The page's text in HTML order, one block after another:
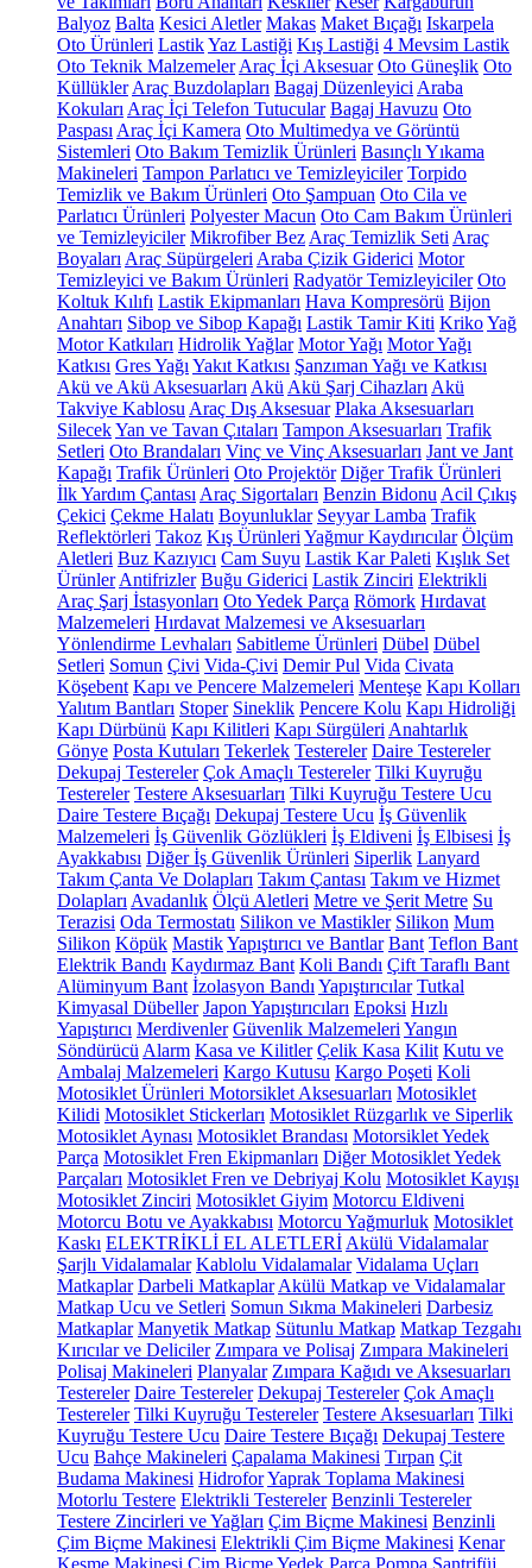
Balyoz Balta Kesici Aletler Makas Maket Bıçağı Iskarpela
Oto Ürünleri LastikYaz Lastiği Kış Lastiği 4 Mevsim Lastik
Oto Teknik Malzemeler Araç İçi Aksesuar Oto Güneşlik Oto
Küllükler Araç Buzdolapları Bagaj Düzenleyici Araba
Kokuları Araç İçi Telefon Tutucular Bagaj Havuzu Oto
Paspası Araç İçi Kamera Oto Multimedya ve Görüntü
Sistemleri Oto Bakım Temizlik Ürünleri Basınçlı Yıkama
Makineleri Tampon Parlatıcı ve Temizleyiciler Torpido
Temizlik ve Bakım Ürünleri Oto Şampuan Oto Cila ve
Parlatıcı Ürünleri Polyester Macun Oto Cam Bakım Ürünleri
ve Temizleyiciler Mikrofiber Bez Araç Temizlik Seti Araç
Boyaları Araç Süpürgeleri Araba Çizik Giderici Motor
Temizleyici ve Bakım Ürünleri Radyatör Temizleyiciler Oto
Koltuk Kılıfı Lastik Ekipmanları Hava Kompresörü Bijon
Anahtarı Sibop ve Sibop Kapağı Lastik Tamir Kiti KrikoYağ
Motor Katkıları Hidrolik Yağlar Motor Yağı Motor Yağı
Katkısı Gres Yağı Yakıt Katkısı Şanzıman Yağı ve Katkısı
Akü ve Akü Aksesuarları Akü Akü Şarj Cihazları Akü
Takviye Kablosu Araç Dış Aksesuar Plaka Aksesuarları
SilecekYan ve Tavan Çıtaları Tampon Aksesuarları Trafik
Setleri Oto Brandaları Vinç ve Vinç Aksesuarları Jant ve Jant
Kapağı Trafik Ürünleri Oto Projektör Diğer Trafik Ürünleri
İlk Yardım Çantası Araç Sigortaları Benzin Bidonu Acil Çıkış
Çekici Çekme Halatı Boyunluklar Seyyar Lamba Trafik
Reflektörleri Takoz Kış Ürünleri Yağmur Kaydırıcılar Ölçüm
Aletleri Buz Kazıyıcı Cam Suyu Lastik Kar Paleti Kışlık Set
Ürünler Antifrizler Buğu Giderici Lastik Zinciri Elektrikli
Araç Şarj İstasyonları Oto Yedek Parça Römork Hırdavat
Malzemeleri Hırdavat Malzemesi ve Aksesuarları
Yönlendirme Levhaları Sabitleme Ürünleri Dübel Dübel
Setleri Somun Çivi Vida-Çivi Demir Pul Vida Civata
Köşebent Kapı ve Pencere Malzemeleri Menteşe Kapı Kolları
Yalıtım Bantları Stoper Sineklik Pencere Kolu Kapı Hidroliği
Kapı Dürbünü Kapı Kilitleri Kapı Sürgüleri Anahtarlık
Gönye Posta Kutuları Tekerlek Testereler Daire Testereler
Dekupaj Testereler Çok Amaçlı Testereler Tilki Kuyruğu
Testereler Testere Aksesuarları Tilki Kuyruğu Testere Ucu
Daire Testere Bıçağı Dekupaj Testere Ucu İş Güvenlik
Malzemeleri İş Güvenlik Gözlükleri İş Eldiveni İş Elbisesi İş
Ayakkabısı Diğer İş Güvenlik Ürünleri Siperlik Lanyard
Takım Çanta Ve Dolapları Takım Çantası Takım ve Hizmet
Dolapları Avadanlık Ölçü Aletleri Metre ve Şerit Metre Su
Terazisi Oda Termostatı Silikon ve Mastikler Silikon Mum
Silikon Köpük MastikYapıştırıcı ve Bantlar Bant Teflon Bant
Elektrik Bandı Kaydırmaz Bant Koli Bandı Çift Taraflı Bant
Alüminyum Bant İzolasyon Bandı Yapıştırıcılar Tutkal
Kimyasal Dübeller Japon Yapıştırıcıları Epoksi Hızlı
Yapıştırıcı Merdivenler Güvenlik Malzemeleri Yangın
Söndürücü Alarm Kasa ve Kilitler Çelik Kasa Kilit Kutu ve
Ambalaj Malzemeleri Kargo Kutusu Kargo Poşeti Koli
Motosiklet Ürünleri Motorsiklet Aksesuarları Motosiklet
Kilidi Motosiklet Stickerları Motosiklet Rüzgarlık ve Siperlik
Motosiklet Aynası Motosiklet Brandası Motorsiklet Yedek
Parça Motosiklet Fren Ekipmanları Diğer Motosiklet Yedek
Parçaları Motosiklet Fren ve Debriyaj Kolu Motosiklet Kayışı
Motosiklet Zinciri Motosiklet Giyim Motorcu Eldiveni
Motorcu Botu ve Ayakkabısı Motorcu Yağmurluk Motosiklet
Kaskı ELEKTRİKLİ EL ALETLERİ Akülü Vidalamalar
Şarjlı Vidalamalar Kablolu Vidalamalar Vidalama Uçları
Matkaplar Darbeli Matkaplar Akülü Matkap ve Vidalamalar
Matkap Ucu ve Setleri Somun Sıkma Makineleri Darbesiz
Matkaplar Manyetik Matkap Sütunlu Matkap Matkap Tezgahı
Kırıcılar ve Deliciler Zımpara ve Polisaj Zımpara Makineleri
Polisaj Makineleri Planyalar Zımpara Kağıdı ve Aksesuarları
Testereler Daire Testereler Dekupaj Testereler Çok Amaçlı
Testereler Tilki Kuyruğu Testereler Testere Aksesuarları Tilki
Kuyruğu Testere Ucu Daire Testere Bıçağı Dekupaj Testere
Ucu Bahçe Makineleri Çapalama Makinesi Tırpan Çit
Budama Makinesi HidroforYaprak Toplama Makinesi
Motorlu Testere Elektrikli Testereler Benzinli Testereler
Testere Zincirleri ve Yağları Çim Biçme Makinesi Benzinli
Çim Biçme Makinesi Elektrikli Çim Biçme Makinesi Kenar
Kesme Makinesi Çim Biçme Yedek Parça Pompa Santrifüj